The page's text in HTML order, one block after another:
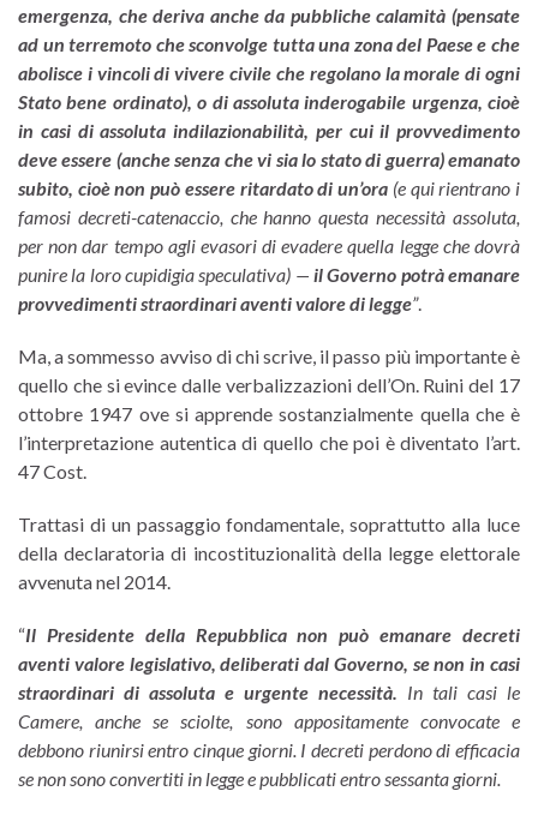
emergenza, che deriva anche da pubbliche calamità (pensate
ad un terremoto che sconvolge tutta una zona del Paese e che
abolisce i vincoli di vivere civile che regolano la morale di ogni
Stato bene ordinato), o di assoluta inderogabile urgenza, cioè
in casi di assoluta indilazionabilità, per cui il provvedimento
deve essere (anche senza che vi sia lo stato di guerra) emanato
subito, cioè non può essere ritardato di un’ora (e qui rientrano i
famosi decreti-catenaccio, che hanno questa necessità assoluta,
per non dar tempo agli evasori di evadere quella legge che dovrà
punire la loro cupidigia speculativa) — il Governo potrà emanare
provvedimenti straordinari aventi valore di legge”.
Ma, a sommesso avviso di chi scrive, il passo più importante è
quello che si evince dalle verbalizzazioni dell’On. Ruini del 17
ottobre 1947 ove si apprende sostanzialmente quella che è
l’interpretazione autentica di quello che poi è diventato l’art.
47 Cost.
Trattasi di un passaggio fondamentale, soprattutto alla luce
della declaratoria di incostituzionalità della legge elettorale
avvenuta nel 2014.
“Il Presidente della Repubblica non può emanare decreti
aventi valore legislativo, deliberati dal Governo, se non in casi
straordinari di assoluta e urgente necessità. In tali casi le
Camere, anche se sciolte, sono appositamente convocate e
debbono riunirsi entro cinque giorni. I decreti perdono di efficacia
se non sono convertiti in legge e pubblicati entro sessanta giorni.